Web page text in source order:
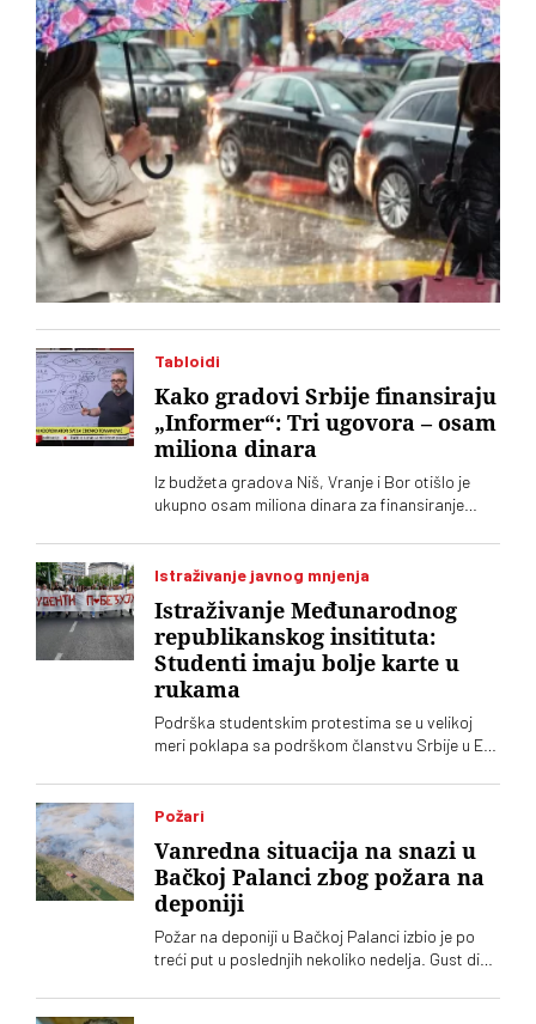
Tabloidi
Kako gradovi Srbije finansiraju
„Informer“: Tri ugovora – osam
miliona dinara
Iz budžeta gradova Niš, Vranje i Bor otišlo je
ukupno osam miliona dinara za finansiranje
narodna poslanica Stranke slobode i pravde
Istraživanje javnog mnjenja
Istraživanje Međunarodnog
republikanskog insitituta:
Studenti imaju bolje karte u
rukama
Podrška studentskim protestima se u velikoj
meri poklapa sa podrškom članstvu Srbije u EU.
ključnih tema predstojeće izborne kampanje.
Kak god, i istraživanje Međunarodnog
rukama imaju bolje karte od režimskih partija
Požari
Vanredna situacija na snazi u
Bačkoj Palanci zbog požara na
deponiji
Požar na deponiji u Bačkoj Palanci izbio je po
treći put u poslednjih nekoliko nedelja. Gust dim
zagađenje i otežano disanje